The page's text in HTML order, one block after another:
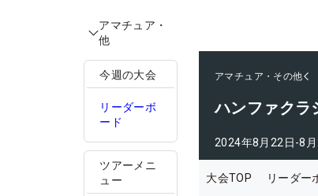
アマチュア・
他
今週の大会
リーダーボ
ード
ツアーメニ
ュー
アマチュア・その他
ハンファクラ
2024年8月22日-8
大会TOP リーダー